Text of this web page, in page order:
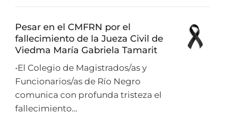
Pesar en el CMFRN por el
fallecimiento de la Jueza Civil de
Viedma María Gabriela Tamarit
•El Colegio de Magistrados/as y
Funcionarios/as de Río Negro
comunica con profunda tristeza el
fallecimiento…